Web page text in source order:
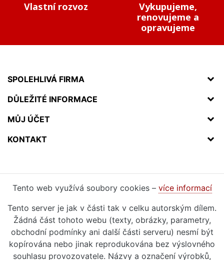
Vlastní rozvoz
Vykupujeme,
renovujeme a
opravujeme
SPOLEHLIVÁ FIRMA
DŮLEŽITÉ INFORMACE
MŮJ ÚČET
KONTAKT
Tento web využívá soubory cookies – více informací
Tento server je jak v části tak v celku autorským dílem.
Žádná část tohoto webu (texty, obrázky, parametry,
obchodní podmínky ani další části serveru) nesmí být
kopírována nebo jinak reprodukována bez výslovného
souhlasu provozovatele. Názvy a označení výrobků,